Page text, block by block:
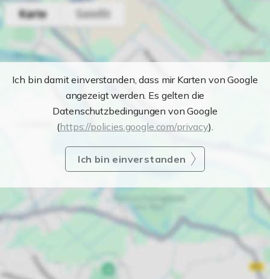
Ich bin damit einverstanden, dass mir Karten von Google
angezeigt werden. Es gelten die
Datenschutzbedingungen von Google
(https://policies.google.com/privacy).
Ich bin einverstanden